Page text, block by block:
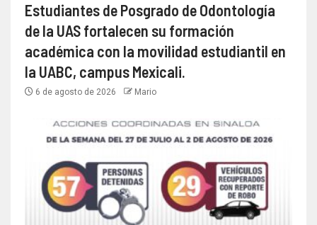
Estudiantes de Posgrado de Odontología
de la UAS fortalecen su formación
académica con la movilidad estudiantil en
la UABC, campus Mexicali.
6 de agosto de 2026 Mario